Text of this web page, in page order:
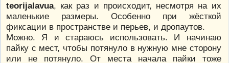
teorijalavua, как раз и происходит, несмотря на их
маленькие размеры. Особенно при жёсткой
фиксации в пространстве и перьев, и дропаутов.
Можно. Я и стараюсь использовать. И начинаю
пайку с мест, чтобы потянуло в нужную мне сторону
или не потянуло. От места начала пайки тоже